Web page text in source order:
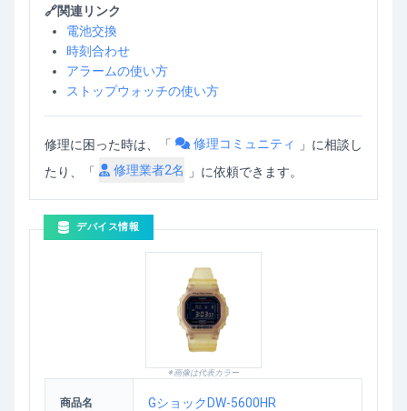
🔗関連リンク
電池交換
時刻合わせ
アラームの使い方
ストップウォッチの使い方
修理に困った時は、「 修理コミュニティ 」 に相談し
たり、「
修理業者2名 」に依頼できます。
デバイス情報
※画像は代表カラー
商品名 GショックDW-5600HR